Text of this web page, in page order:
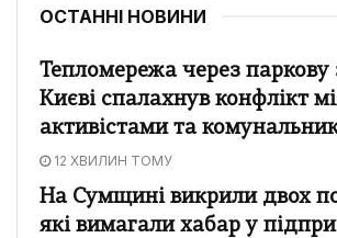
ОСТАННІ НОВИНИ
Тепломережа через паркову
Києві спалахнув конфлікт
активістами та
12 ХВИЛИН ТОМУ
На Сумщині викрили двох
які вимагали хабар у